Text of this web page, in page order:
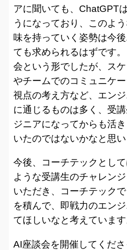
アに聞いても、ChatGPT
うになっており、このよ
味を持っていく姿勢は今
ても求められるはずです
会という形でしたが、ス
やチームでのコミュニケ
視点の考え方など、エン
に通じるものは多く、受
ジニアになってからも活
いたのではないかなと思い
今後、コーチテックとし
ような受講生のチャレン
いただき、コーチテック
を積んで、即戦力のエン
てほしいなと考えています
AI座談会を開催してくだ